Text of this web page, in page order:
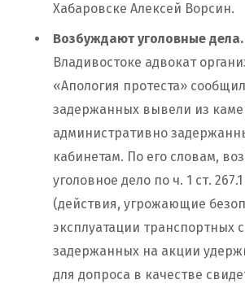
Хабаровске Алексей Ворсин.
Возбуждают уголовные дела.
Владивостоке адвокат
«Апология протеста»
задержанных вывели из
административно
кабинетам. По его словам,
уголовное дело по ч. 1 ст.
(действия, угрожающие
эксплуатации транспортных
задержанных на акции
для допроса в качестве